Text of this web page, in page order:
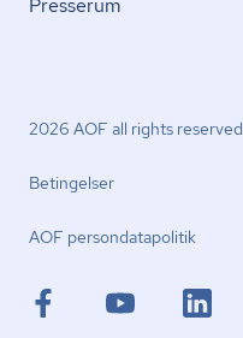
Presserum
2026 AOF all rights reserved
Betingelser
AOF per­son­da­ta­po­li­tik